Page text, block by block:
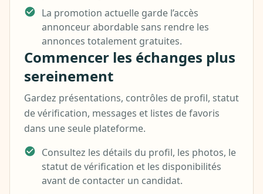
La promotion actuelle garde l’accès
annonceur abordable sans rendre les
annonces totalement gratuites.
Commencer les échanges plus
sereinement
Gardez présentations, contrôles de profil, statut
de vérification, messages et listes de favoris
dans une seule plateforme.
Consultez les détails du profil, les photos, le
statut de vérification et les disponibilités
avant de contacter un candidat.